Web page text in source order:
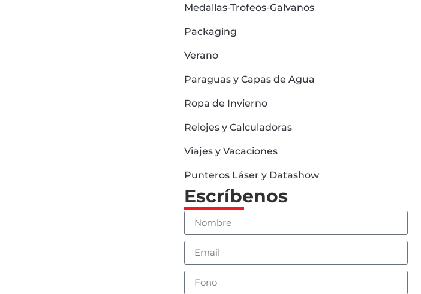
Medallas-Trofeos-Galvanos
Packaging
Verano
Paraguas y Capas de Agua
Ropa de Invierno
Relojes y Calculadoras
Viajes y Vacaciones
Punteros Láser y Datashow
Escríbenos